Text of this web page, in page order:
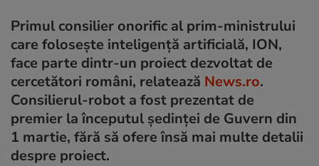
Primul consilier onorific al prim-ministrului
care foloseşte inteligenţă artificială, ION,
face parte dintr-un proiect dezvoltat de
cercetători români, relatează News.ro.
Consilierul-robot a fost prezentat de
premier la începutul ședinței de Guvern din
1 martie, fără să ofere însă mai multe detalii
despre proiect.